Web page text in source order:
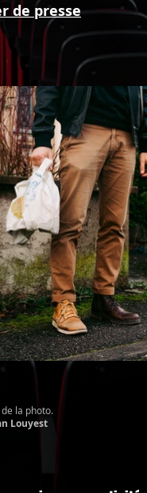
de presse
la photo.
Louyest